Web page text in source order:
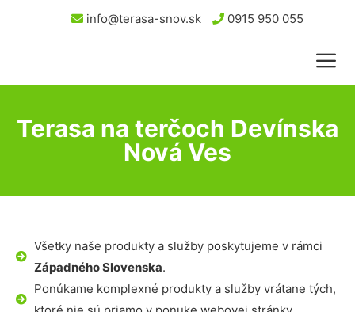
info@terasa-snov.sk 0915 950 055
Terasa na terčoch Devínska
Nová Ves
Všetky naše produkty a služby poskytujeme v rámci
Západného Slovenska.
Ponúkame komplexné produkty a služby vrátane tých,